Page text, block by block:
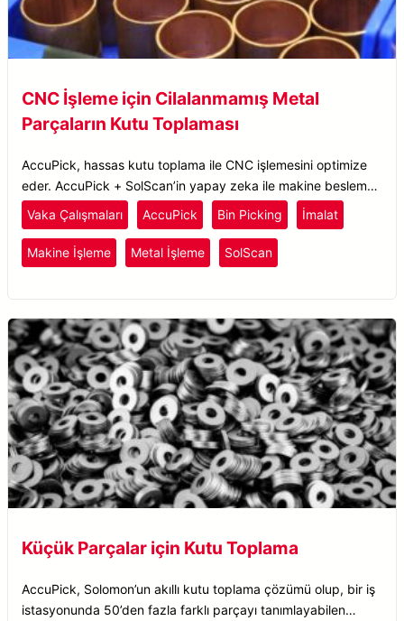
CNC İşleme için Cilalanmamış Metal
Parçaların Kutu Toplaması
AccuPick, hassas kutu toplama ile CNC işlemesini optimize
eder. AccuPick + SolScan’in yapay zeka ile makine besleme
görevlerini nasıl kolaylaştırdığını keşfedin.
Vaka Çalışmaları AccuPick Bin Picking İmalat
Makine İşleme Metal İşleme SolScan
Küçük Parçalar için Kutu Toplama
AccuPick, Solomon’un akıllı kutu toplama çözümü olup, bir iş
istasyonunda 50’den fazla farklı parçayı tanımlayabilen